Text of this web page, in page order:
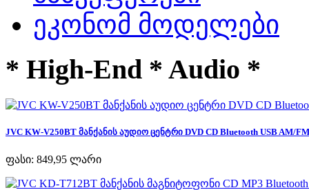
ეკონომ მოდელები
* High-End * Audio *
JVC KW-V250BT მანქანის აუდიო ცენტრი DVD CD Bluetooth USB AM/
ფასი: 849,95 ლარი